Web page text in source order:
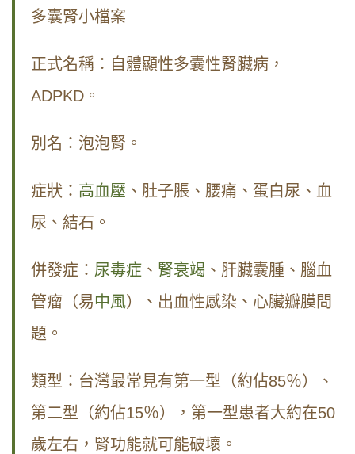
多囊腎小檔案
正式名稱：自體顯性多囊性腎臟病，
ADPKD。
別名：泡泡腎。
症狀： 高血壓 、肚子脹、腰痛、蛋白尿、血
尿、結石。
併發症： 尿毒症 、 腎衰竭 、肝臟囊腫、腦血
管瘤（易中風）、出血性感染、心臟瓣膜問
題。
類型：台灣最常見有第一型（約佔85％）、
第二型（約佔15％），第一型患者大約在50
歲左右，腎功能就可能破壞。